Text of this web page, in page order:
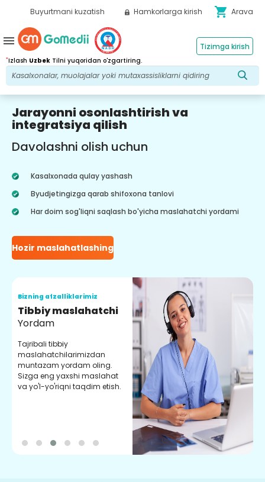
Buyurtmani kuzatish Hamkorlarga kirish shopping_cart Arava
*Izlash Uzbek Tilni yuqoridan o'zgartiring.
Tizimga kirish
menu
Jarayonni osonlashtirish va
integratsiya qilish
Davolashni olish uchun
Kasalxonada qulay yashash
Byudjetingizga qarab shifoxona tanlovi
Har doim sog'liqni saqlash bo'yicha maslahatchi yordami
Hozir maslahatlashing
Bizning afzalliklarimiz
Tibbiy maslahatchi
Yordam
Tajribali tibbiy
maslahatchilarimizdan
muntazam yordam oling.
Sizga eng yaxshi maslahat
va yo'l-yo'riqni taqdim etish.